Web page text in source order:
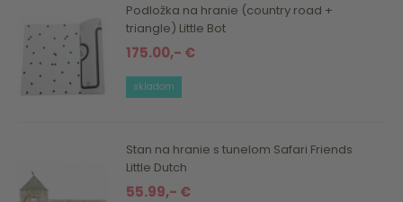
Podložka na hranie (country road +
triangle) Little Bot
175.00,- €
skladom
Stan na hranie s tunelom Safari Friends
Little Dutch
55.99,- €